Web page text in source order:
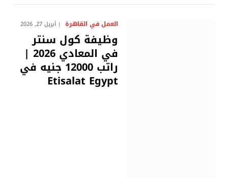
العمل في القاهرة أبريل 27, 2026
وظيفة كول سنتر
في المعادي 2026 |
راتب 12000 جنيه في
Etisalat Egypt